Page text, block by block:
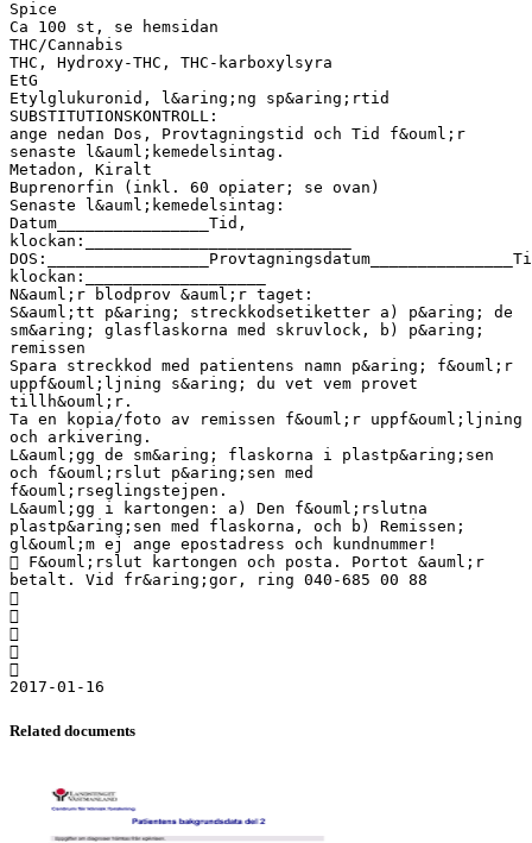
Spice
Ca 100 st, se hemsidan
THC/Cannabis
THC, Hydroxy-THC, THC-karboxylsyra
EtG
Etylglukuronid, l&aring;ng sp&aring;rtid
SUBSTITUTIONSKONTROLL:
ange nedan Dos, Provtagningstid och Tid f&ouml;r
senaste l&auml;kemedelsintag.
Metadon, Kiralt
Buprenorfin (inkl. 60 opiater; se ovan)
Senaste l&auml;kemedelsintag:
Datum________________Tid,
klockan:____________________________
klockan:___________________
N&auml;r blodprov &auml;r taget:
S&auml;tt p&aring; streckkodsetiketter a) p&aring; de
sm&aring; glasflaskorna med skruvlock, b) p&aring;
remissen
Spara streckkod med patientens namn p&aring; f&ouml;r
uppf&ouml;ljning s&aring; du vet vem provet
tillh&ouml;r.
Ta en kopia/foto av remissen f&ouml;r uppf&ouml;ljning
och arkivering.
L&auml;gg de sm&aring; flaskorna i plastp&aring;sen
och f&ouml;rslut p&aring;sen med
f&ouml;rseglingstejpen.
L&auml;gg i kartongen: a) Den f&ouml;rslutna
plastp&aring;sen med flaskorna, och b) Remissen;
gl&ouml;m ej ange epostadress och kundnummer!
 F&ouml;rslut kartongen och posta. Portot &auml;r
betalt. Vid fr&aring;gor, ring 040-685 00 88





Related documents